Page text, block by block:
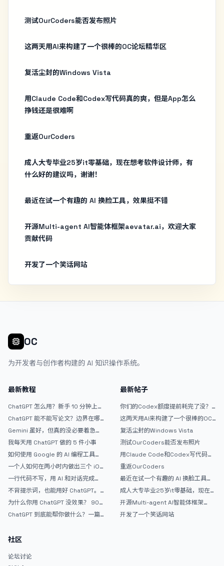
测试OurCoders能否发布照片
这两天用AI来构建了一个很棒的OC论坛精华区
复活尘封的Windows Vista
用Claude Code和Codex写代码真的爽，但是App怎么
挣钱还是很难啊
重返OurCoders
成人大专毕业25岁it零基础，现在想考软件设计师，有
什么好的建议吗，谢谢！
最近在试一个有趣的 AI 换脸工具，效果挺不错
开源Multi-agent AI智能体框架aevatar.ai，欢迎大家
贡献代码
开发了一个笑话网站
OC
为开发者与创作者构建的 AI 知识操作系统。
最新教程
ChatGPT 怎么用？新手 10 分钟上手
ChatGPT 能不能写论文？边界在哪
Gemini 虽好，但真的没必要着急放
弃 ChatGPT
我每天用 ChatGPT 做的 5 件小事
如何使用 Google 的 AI 编程工具
AntiGravity：独立开发者的新时代
武器
一个人如何在两小时内做出三个 iOS
APP？｜AntiGravity + Gemini 3 实
战完整记录
一行代码不写，用 AI 和对话完成一
个完整网站：《图书天堂》实战记录
不背提示词，也能用好 ChatGPT。
一个万能提问模板
为什么你用 ChatGPT 没效果？ 90%
的人第一步就问错了
ChatGPT 到底能帮你做什么？一篇
最新帖子
你们的Codex额度提前耗完了没？
戒断反应如何？
这两天用AI来构建了一个很棒的OC
论坛精华区
复活尘封的Windows Vista
测试OurCoders能否发布照片
用Claude Code和Codex写代码真
的爽，但是App怎么挣钱还是很难啊
重返OurCoders
最近在试一个有趣的 AI 换脸工具，
效果挺不错
成人大专毕业25岁it零基础，现在想
考软件设计师，有什么好的建议吗，
谢谢！
开源Multi-agent AI智能体框架
aevatar.ai，欢迎大家贡献代码
开发了一个笑话网站
社区
论坛讨论